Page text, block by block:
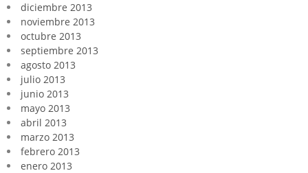
diciembre 2013
noviembre 2013
octubre 2013
septiembre 2013
agosto 2013
julio 2013
junio 2013
mayo 2013
abril 2013
marzo 2013
febrero 2013
enero 2013